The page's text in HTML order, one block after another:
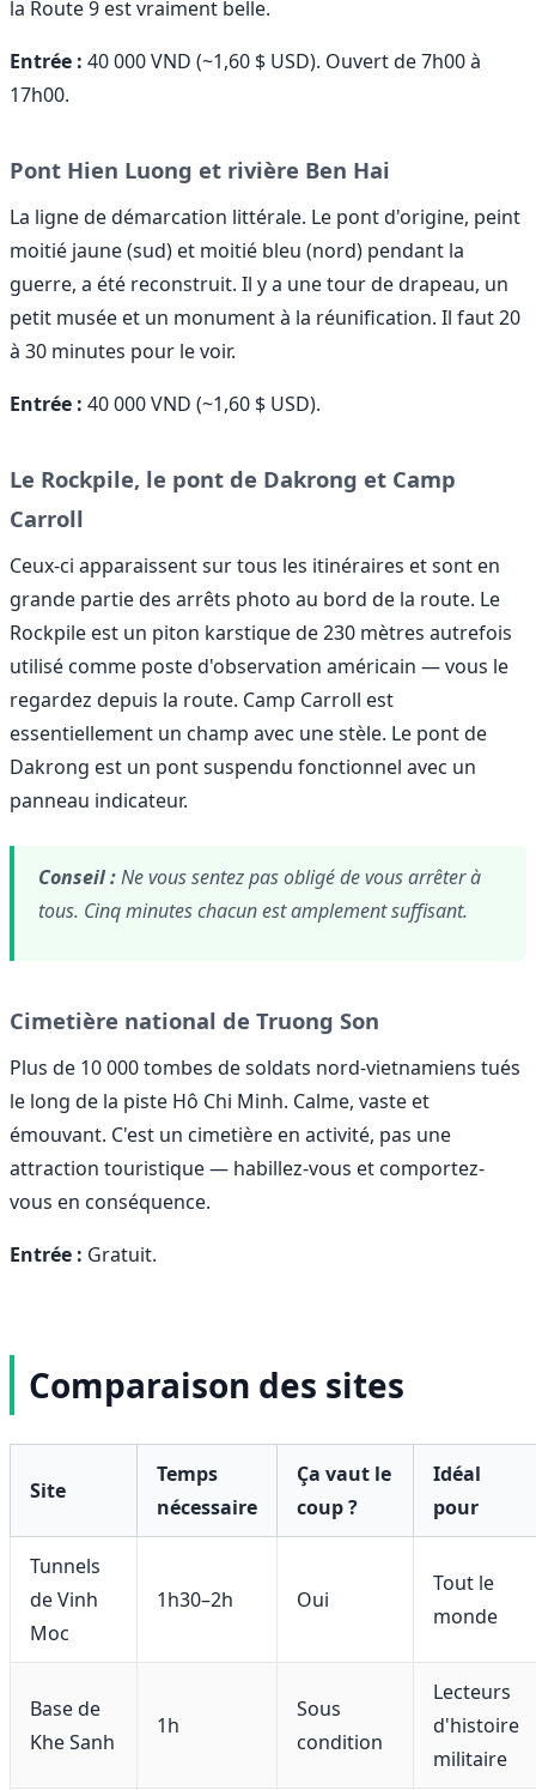
la Route 9 est vraiment belle.
Entrée : 40 000 VND (~1,60 $ USD). Ouvert de 7h00 à
17h00.
Pont Hien Luong et rivière Ben Hai
La ligne de démarcation littérale. Le pont d'origine, peint
moitié jaune (sud) et moitié bleu (nord) pendant la
guerre, a été reconstruit. Il y a une tour de drapeau, un
petit musée et un monument à la réunification. Il faut 20
à 30 minutes pour le voir.
Entrée : 40 000 VND (~1,60 $ USD).
Le Rockpile, le pont de Dakrong et Camp
Carroll
Ceux-ci apparaissent sur tous les itinéraires et sont en
grande partie des arrêts photo au bord de la route. Le
Rockpile est un piton karstique de 230 mètres autrefois
utilisé comme poste d'observation américain — vous le
regardez depuis la route. Camp Carroll est
essentiellement un champ avec une stèle. Le pont de
Dakrong est un pont suspendu fonctionnel avec un
panneau indicateur.
Conseil :Ne vous sentez pas obligé de vous arrêter à
tous. Cinq minutes chacun est amplement suffisant.
Cimetière national de Truong Son
Plus de 10 000 tombes de soldats nord-vietnamiens tués
le long de la piste Hô Chi Minh. Calme, vaste et
émouvant. C'est un cimetière en activité, pas une
attraction touristique — habillez-vous et comportez-
vous en conséquence.
Entrée : Gratuit.
Comparaison des sites
Site
Temps
nécessaire
Ça vaut le
coup ?
Idéal
pour
Tunnels
de Vinh
Moc
1h30–2h Oui
Tout le
monde
Base de
Khe Sanh
1h
Sous
condition
Lecteurs
d'histoire
militaire